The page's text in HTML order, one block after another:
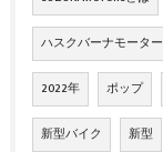
ハスクバーナモータ
2022年 ポップ
新型バイク 新型